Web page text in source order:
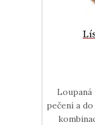
Loupaná
pečení a